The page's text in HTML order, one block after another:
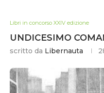
Libri in concorso XXIV edizione
UNDICESIMO
scritto da Libernauta